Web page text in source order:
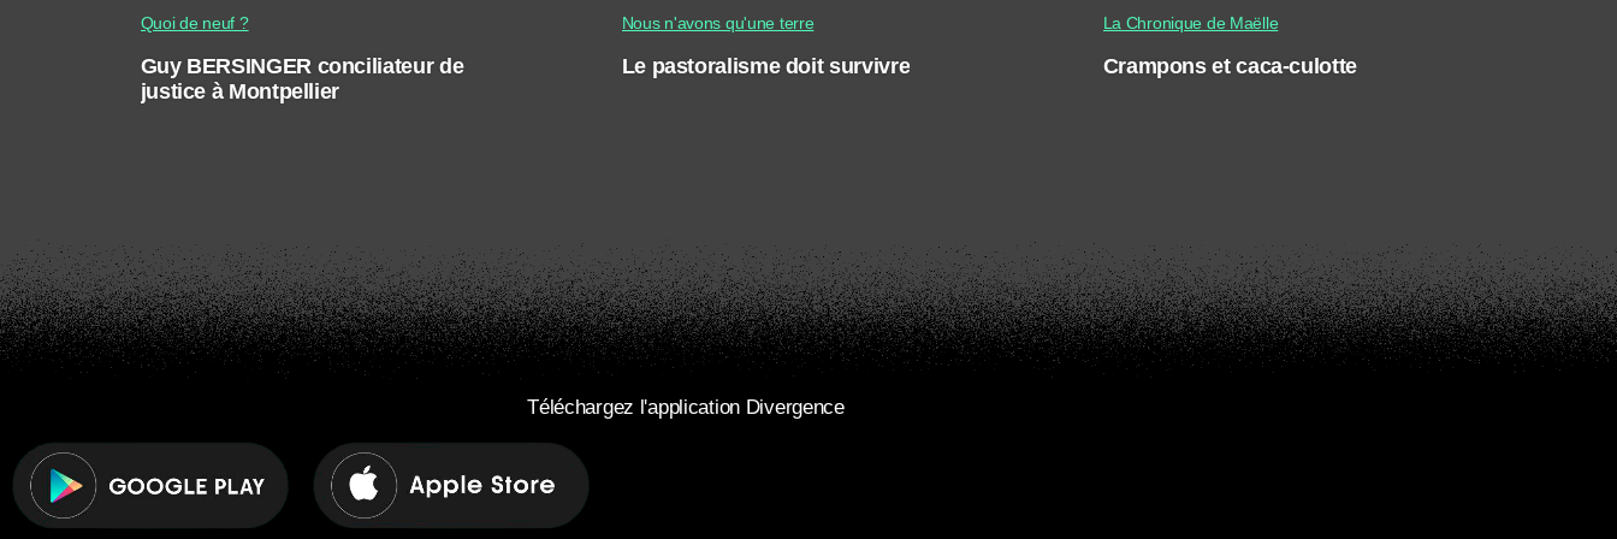
Quoi de neuf ?
Guy BERSINGER conciliateur de
justice à Montpellier
Nous n'avons qu'une terre
Le pastoralisme doit survivre
La Chronique de Maëlle
Crampons et caca-culotte
Téléchargez l'application Divergence